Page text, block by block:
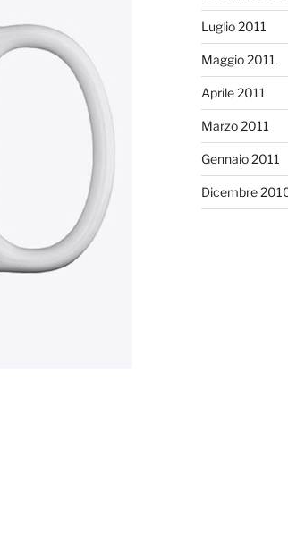
Luglio 2011
Maggio 2011
Aprile 2011
Marzo 2011
Gennaio 2011
Dicembre